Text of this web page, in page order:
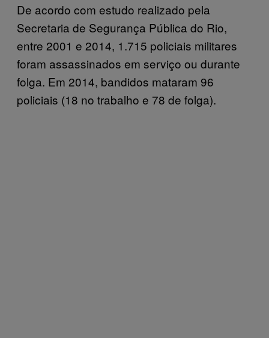
De acordo com estudo realizado pela
Secretaria de Segurança Pública do Rio,
entre 2001 e 2014, 1.715 policiais militares
foram assassinados em serviço ou durante
folga. Em 2014, bandidos mataram 96
policiais (18 no trabalho e 78 de folga).